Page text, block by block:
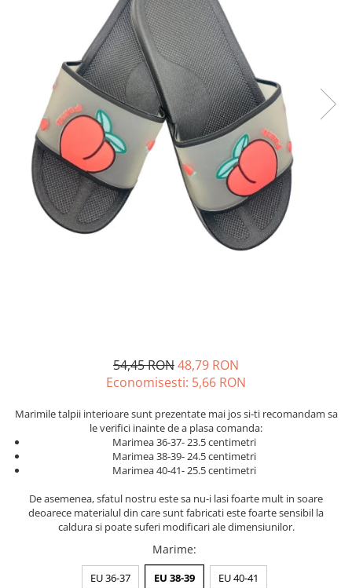
54,45 RON48,79 RON
Economisesti: 5,66 RON
Marimile talpii interioare sunt prezentate mai jos si-ti recomandam sa
le verifici inainte de a plasa comanda:
Marimea 36-37- 23.5 centimetri
Marimea 38-39- 24.5 centimetri
Marimea 40-41- 25.5 centimetri
De asemenea, sfatul nostru este sa nu-i lasi foarte mult in soare
deoarece materialul din care sunt fabricati este foarte sensibil la
caldura si poate suferi modificari ale dimensiunilor.
Marime:
EU 36-37 EU 38-39 EU 40-41